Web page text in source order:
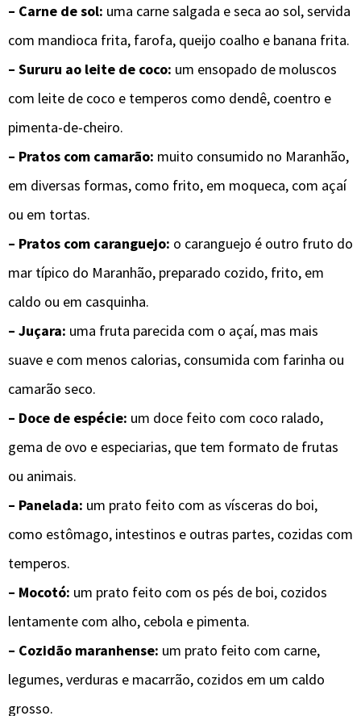
– Carne de sol: uma carne salgada e seca ao sol, servida
com mandioca frita, farofa, queijo coalho e banana frita.
– Sururu ao leite de coco: um ensopado de moluscos
com leite de coco e temperos como dendê, coentro e
pimenta-de-cheiro.
– Pratos com camarão: muito consumido no Maranhão,
em diversas formas, como frito, em moqueca, com açaí
ou em tortas.
– Pratos com caranguejo: o caranguejo é outro fruto do
mar típico do Maranhão, preparado cozido, frito, em
caldo ou em casquinha.
– Juçara: uma fruta parecida com o açaí, mas mais
suave e com menos calorias, consumida com farinha ou
camarão seco.
– Doce de espécie: um doce feito com coco ralado,
gema de ovo e especiarias, que tem formato de frutas
ou animais.
– Panelada: um prato feito com as vísceras do boi,
como estômago, intestinos e outras partes, cozidas com
temperos.
– Mocotó: um prato feito com os pés de boi, cozidos
lentamente com alho, cebola e pimenta.
– Cozidão maranhense: um prato feito com carne,
legumes, verduras e macarrão, cozidos em um caldo
grosso.